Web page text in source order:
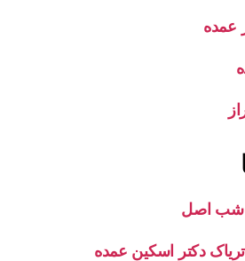
عمده
شب اصل
دکتر اسکین عمده